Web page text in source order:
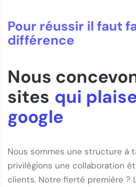
Pour réussir il faut
différence
Nous
sites qui
google
Nous sommes une structure à
privilégions une collaboration
clients. Notre fierté première ?